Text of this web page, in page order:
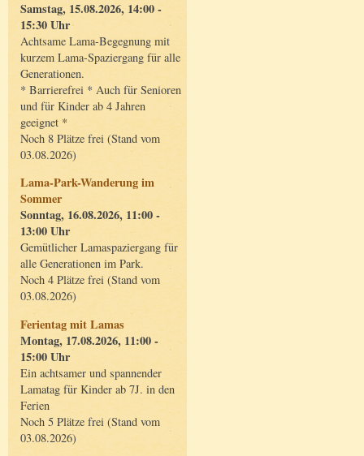
Samstag, 15.08.2026, 14:00 -
15:30 Uhr
Achtsame Lama-Begegnung mit
kurzem Lama-Spaziergang für alle
Generationen.
* Barrierefrei * Auch für Senioren
und für Kinder ab 4 Jahren
geeignet *
Noch 8 Plätze frei (Stand vom
03.08.2026)
Lama-Park-Wanderung im
Sommer
Sonntag, 16.08.2026, 11:00 -
13:00 Uhr
Gemütlicher Lamaspaziergang für
alle Generationen im Park.
Noch 4 Plätze frei (Stand vom
03.08.2026)
Ferientag mit Lamas
Montag, 17.08.2026, 11:00 -
15:00 Uhr
Ein achtsamer und spannender
Lamatag für Kinder ab 7J. in den
Ferien
Noch 5 Plätze frei (Stand vom
03.08.2026)